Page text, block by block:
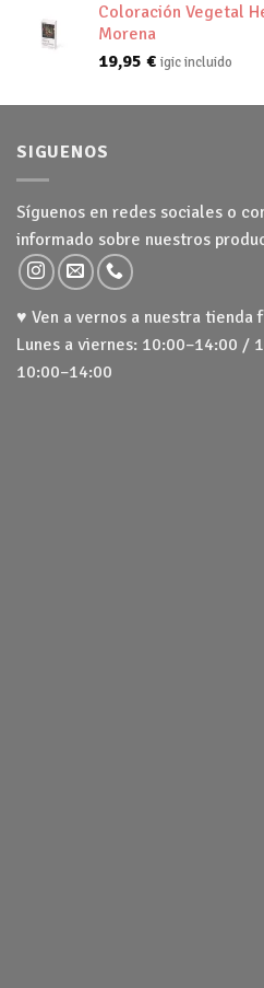
Coloración Vegetal
Morena
19,95 € igic incluido
SIGUENOS
Síguenos en redes sociales o
informado sobre nuestros
♥ Ven a vernos a nuestra tienda
Lunes a viernes: 10:00–14:00 /
10:00–14:00